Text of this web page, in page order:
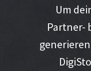
Um
Partner-